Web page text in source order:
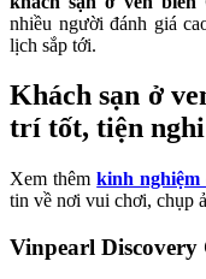
nhiều người đánh giá
lịch sắp tới.
Khách sạn ở
trí tốt, tiện nghi
Xem thêmkinh
tin về nơi vui chơi, chụp
Vinpearl Discovery